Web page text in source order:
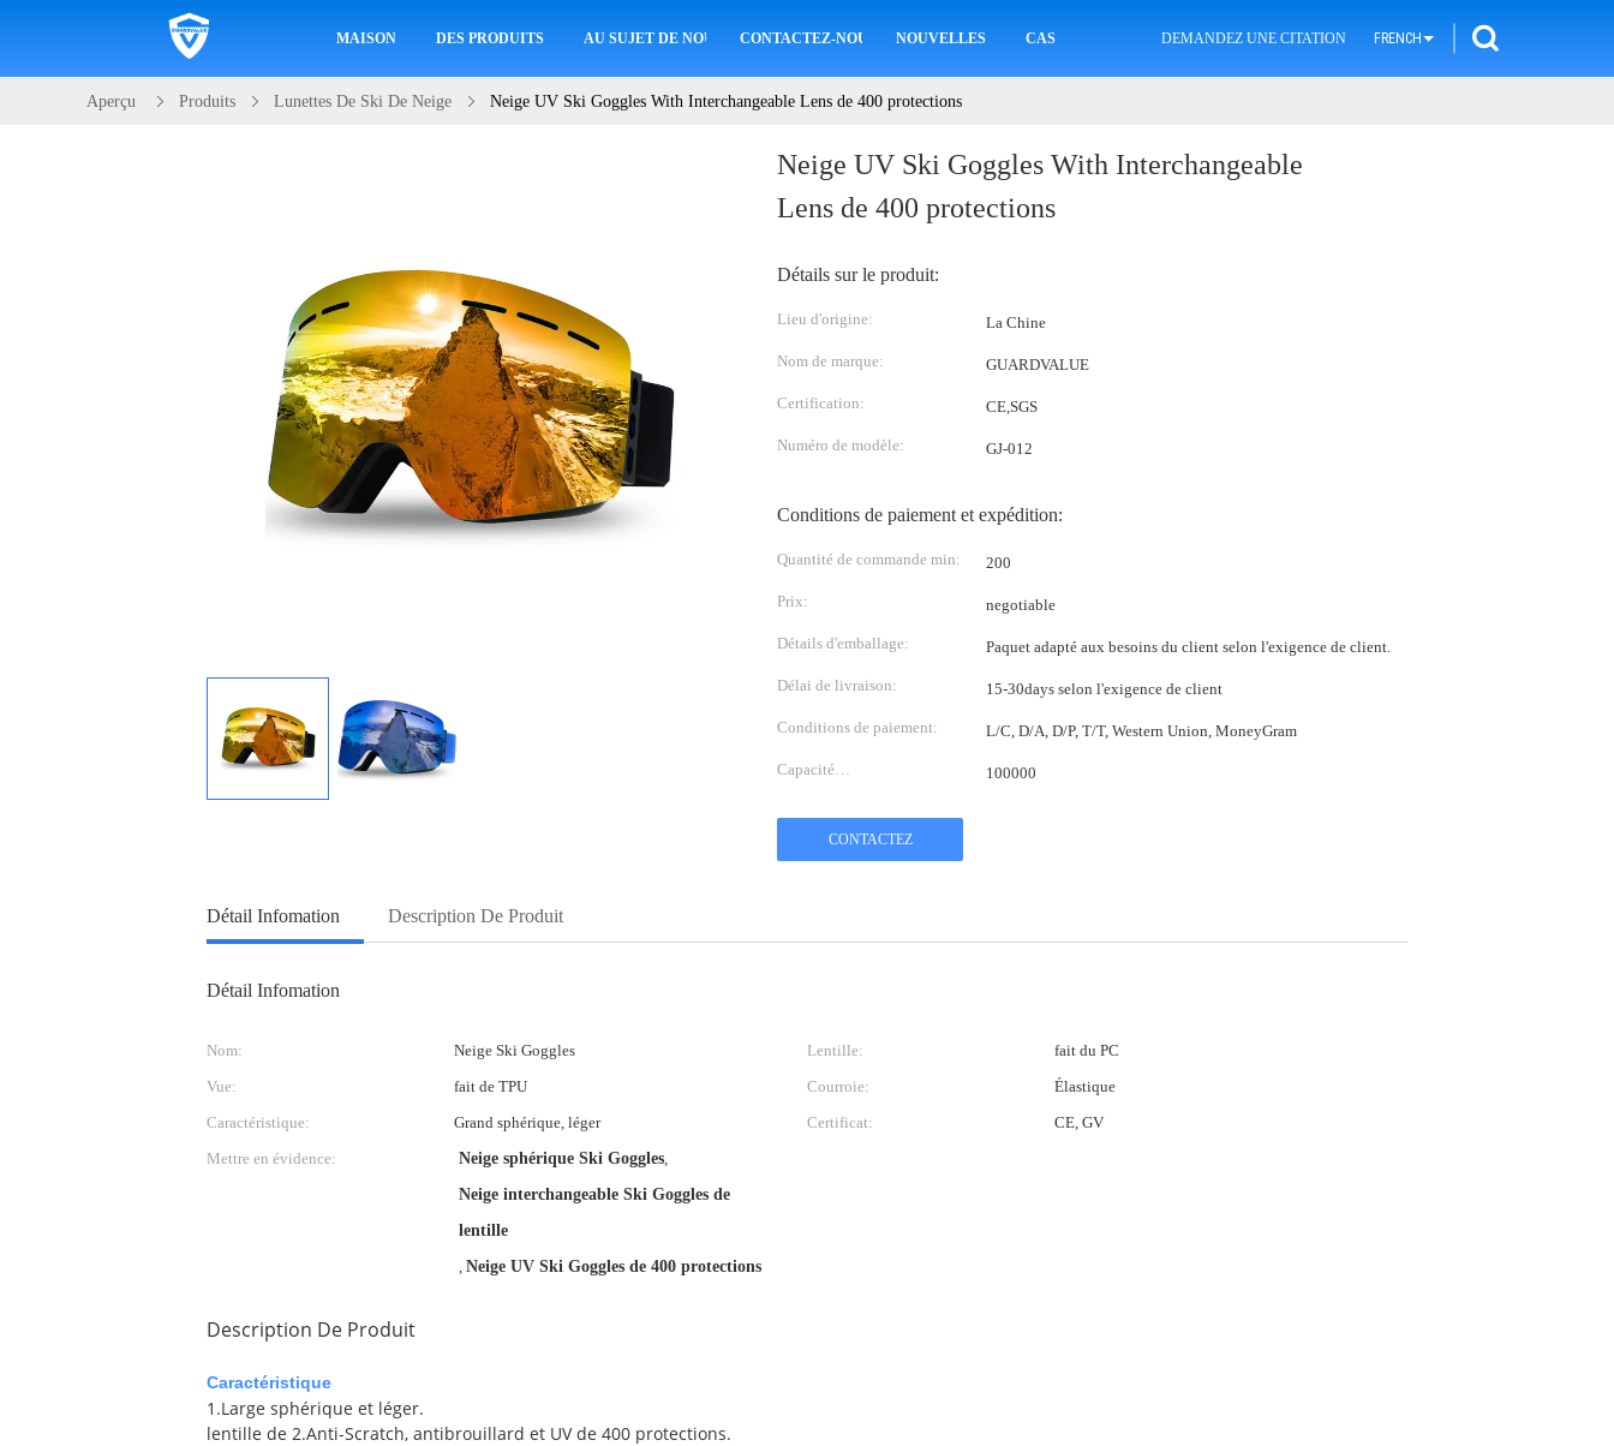
MAISON DES PRODUITS AU SUJET DE NOUS CONTACTEZ-NOUS NOUVELLES CAS DEMANDEZ UNE CITATION FRENCH
Aperçu Produits Lunettes De Ski De Neige Neige UV Ski Goggles With Interchangeable Lens de 400 protections
Neige UV Ski Goggles With Interchangeable
Lens de 400 protections
Détails sur le produit:
Lieu d'origine: La Chine
Nom de marque: GUARDVALUE
Certification: CE,SGS
Numéro de modèle: GJ-012
Conditions de paiement et expédition:
Quantité de commande min: 200
Prix: negotiable
Détails d'emballage: Paquet adapté aux besoins du client selon l'exigence de client.
Délai de livraison: 15-30days selon l'exigence de client
Conditions de paiement: L/C, D/A, D/P, T/T, Western Union, MoneyGram
Capacité
100000
CONTACTEZ
Détail Infomation Description De Produit
Détail Infomation
Nom: Neige Ski Goggles Lentille:
fait du PC
Vue:
fait de TPU Courroie:
Élastique
Caractéristique:
Grand sphérique, léger Certificat:
CE, GV
Mettre en évidence:
Neige sphérique Ski Goggles,
Neige interchangeable Ski Goggles de
lentille
, Neige UV Ski Goggles de 400 protections
Description De Produit
Caractéristique
1.Large sphérique et léger.
lentille de 2.Anti-Scratch, antibrouillard et UV de 400 protections.